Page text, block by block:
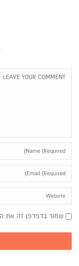
שמור בדפדפן זה את